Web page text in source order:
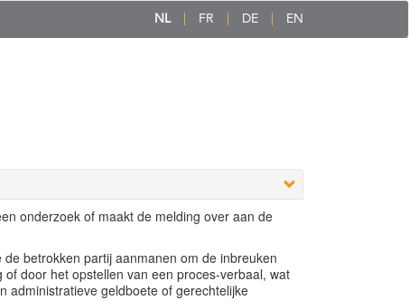
NL FR DE EN
onderzoek of maakt de melding over aan de
betrokken partij aanmanen om de inbreuken
door het opstellen van een proces-verbaal, wat
administratieve geldboete of gerechtelijke